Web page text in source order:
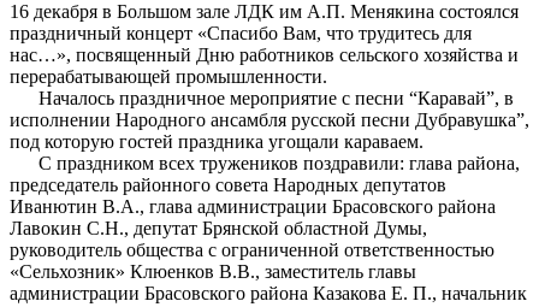
16 декабря в Большом зале ЛДК им А.П. Менякина состоялся
праздничный концерт «Спасибо Вам, что трудитесь для
нас…», посвященный Дню работников сельского хозяйства и
перерабатывающей промышленности.
Началось праздничное мероприятие с песни “Каравай”, в
исполнении Народного ансамбля русской песни Дубравушка”,
под которую гостей праздника угощали караваем.
С праздником всех тружеников поздравили: глава района,
председатель районного совета Народных депутатов
Иванютин В.А., глава администрации Брасовского района
Лавокин С.Н., депутат Брянской областной Думы,
руководитель общества с ограниченной ответственностью
«Сельхозник» Клюенков В.В., заместитель главы
администрации Брасовского района Казакова Е. П., начальник